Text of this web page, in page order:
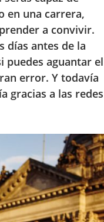
en una carrera,
a convivir.
días antes de la
puedes aguantar el
error. Y todavía
gracias a las redes